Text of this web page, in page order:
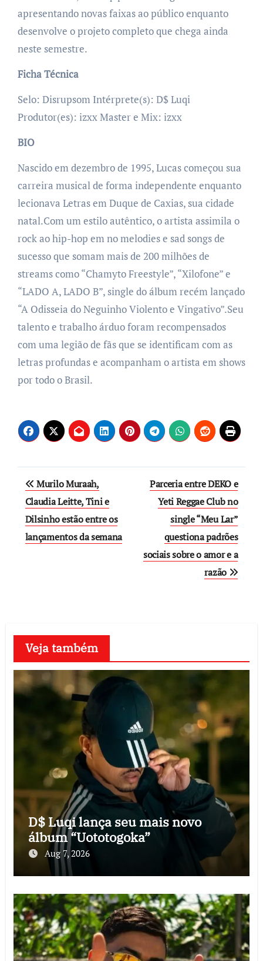
apresentando novas faixas ao público enquanto
desenvolve o projeto completo que chega ainda
neste semestre.
Ficha Técnica
Selo: Disrupsom Intérprete(s): D$ Luqi
Produtor(es): izxx Master e Mix: izxx
BIO
Nascido em dezembro de 1995, Lucas começou sua
carreira musical de forma independente enquanto
lecionava Letras em Duque de Caxias, sua cidade
natal.Com um estilo autêntico, o artista assimila o
rock ao hip-hop em no melodies e sad songs de
sucesso que somam mais de 200 milhões de
streams como “Chamyto Freestyle”, “Xilofone” e
“LADO A, LADO B”, single do álbum recém lançado
“A Odisseia do Neguinho Violento e Vingativo”.Seu
talento e trabalho árduo foram recompensados
com uma legião de fãs que se identificam com as
letras profundas e acompanham o artista em shows
por todo o Brasil.
Post
navigation
Murilo Muraah,
Claudia Leitte, Tini e
Dilsinho estão entre os
lançamentos da semana
Parceria entre DEKO e
Yeti Reggae Club no
single “Meu Lar”
questiona padrões
sociais sobre o amor e a
razão
Veja também
D$ Luqi lança seu mais novo
álbum “Uototogoka”
Aug 7, 2026